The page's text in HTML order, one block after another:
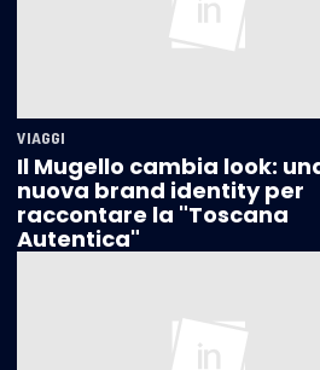
VIAGGI
Il Mugello cambia look:
nuova brand identity per
raccontare la "Toscana
Autentica"